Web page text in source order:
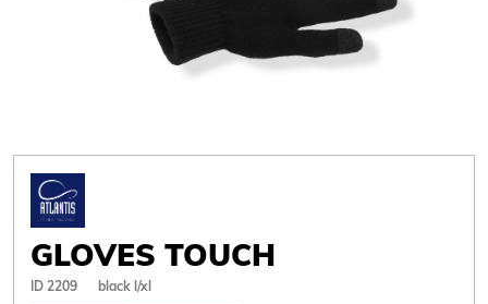
GLOVES TOUCH
ID 2209 black l/xl